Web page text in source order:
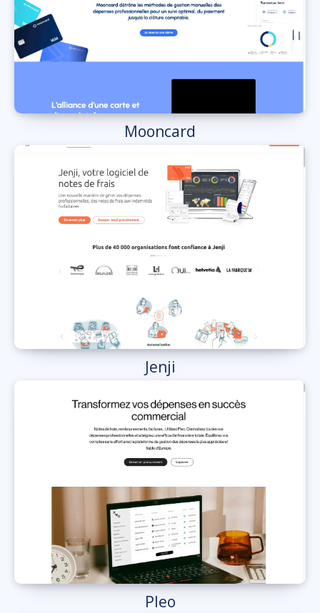
Mooncard
Jenji
Pleo